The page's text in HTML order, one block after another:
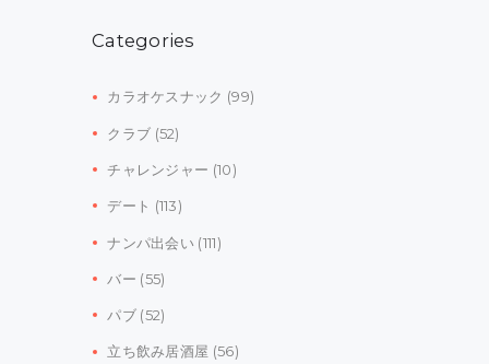
Categories
カラオケスナック (99)
クラブ (52)
チャレンジャー (10)
デート (113)
ナンパ出会い (111)
バー (55)
パブ(52)
立ち飲み居酒屋 (56)